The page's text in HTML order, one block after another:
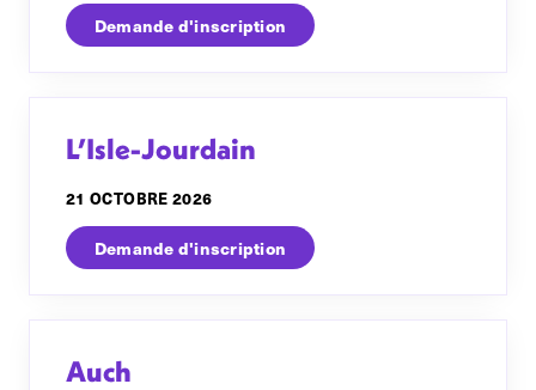
Demande d'inscription
L’Isle-Jourdain
21 OCTOBRE 2026
Demande d'inscription
Auch